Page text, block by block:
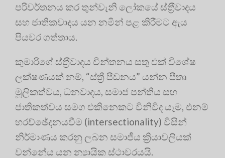
පරිවර්තනය කර තුන්වැනි ලෝකයේ ස්ත‍්‍රීවාදය
සහ ජාතිකවාදය යන නමින් පළ කිරීමට ඇය
පියවර ගත්තාය.
කුමාරිගේ ස්ත‍්‍රීවාදය චීන්තනය සතු එක් විශේෂ
ලක්ෂණයක් නම්, “ස්ත්‍රී පීඩනය” යන්න පීතෘ
මූලිකත්වය, ධනවාදය, සමාජ පන්තිය සහ
ජාතිකත්වය සමග එකිනෙකට විනිවිද යෑම, එනම්
හරච්ඡේදනයවීම (intersectionality) විසින්
නිර්මාණය කරනු ලබන සමාජීය ක්‍රියාවලියක්
වන්නේය යන න්‍යායික ස්ථාවරයයි.